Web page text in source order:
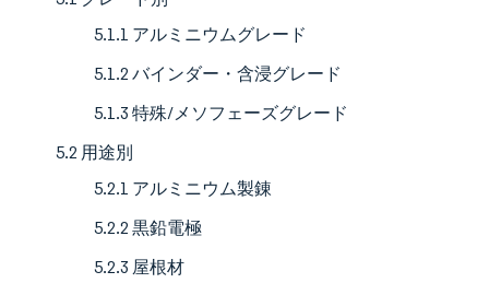
5.1.1 アルミニウムグレード
5.1.2 バインダー・含浸グレード
5.1.3 特殊/メソフェーズグレード
5.2 用途別
5.2.1 アルミニウム製錬
5.2.2 黒鉛電極
5.2.3 屋根材